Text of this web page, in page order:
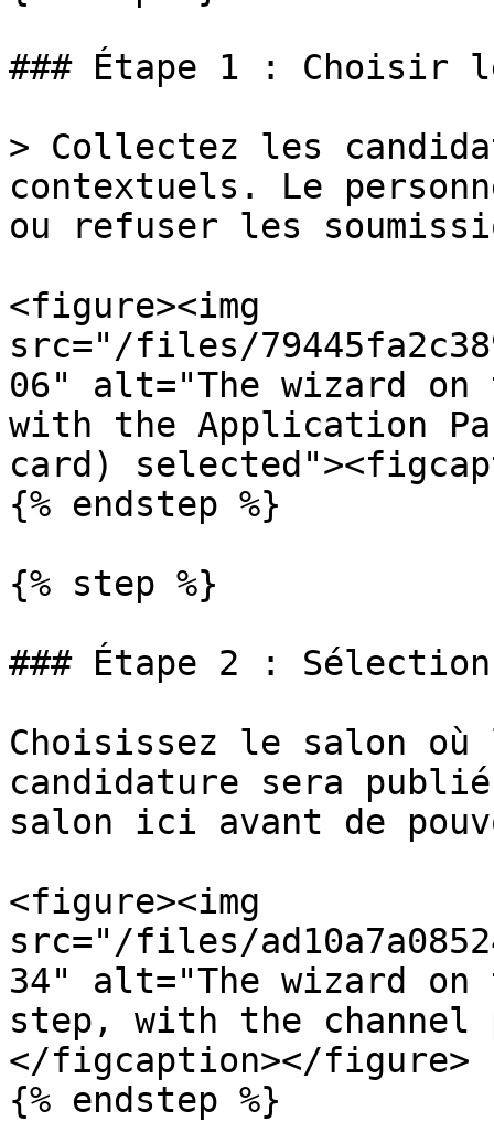
### Étape 1 : Choisir
> Collectez les
contextuels. Le
ou refuser les
<figure><img
src="/files/
06" alt="The wizard on
with the Application
card)
{% endstep %}
{% step %}
### Étape 2 :
Choisissez le salon où
candidature sera
salon ici avant de
<figure><img
src="/files/
34" alt="The wizard on
step, with the channel
</figcaption></figure>
{% endstep %}